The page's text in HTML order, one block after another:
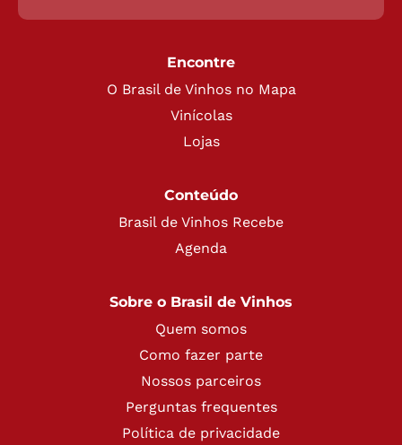
Encontre
O Brasil de Vinhos no Mapa
Vinícolas
Lojas
Conteúdo
Brasil de Vinhos Recebe
Agenda
Sobre o Brasil de Vinhos
Quem somos
Como fazer parte
Nossos parceiros
Perguntas frequentes
Política de privacidade